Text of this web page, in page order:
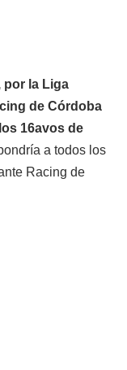
por la Liga
de Córdoba
16avos de
a todos los
Racing de